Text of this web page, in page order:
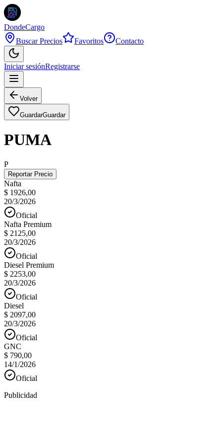
DondeCargo
Buscar Precios
Favoritos Contacto
Iniciar sesiónRegistrarse
Volver
GuardarGuardar
PUMA
P
Reportar Precio
Nafta
$ 1926,00
20/3/2026
Oficial
Nafta Premium
$ 2125,00
20/3/2026
Oficial
Diesel Premium
$ 2253,00
20/3/2026
Oficial
Diesel
$ 2097,00
20/3/2026
Oficial
GNC
$ 790,00
14/1/2026
Oficial
Publicidad